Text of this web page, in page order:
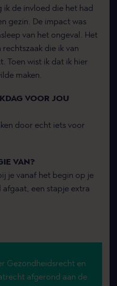
ik de invloed die het had
gezin. De impact was
van het ongeval. Het
die ik van
Toen wist ik dat ik hier
maken.
VOOR JOU
door echt iets voor
VAN?
je vanaf het begin op je
een stapje extra
Gezondheidsrecht en
afgerond aan de